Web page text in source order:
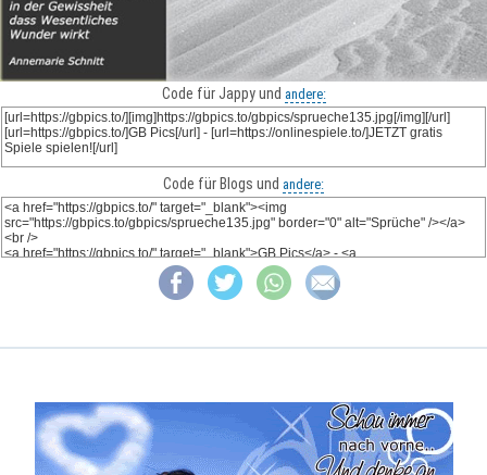
Code für Jappy und andere:
Code für Blogs und andere: